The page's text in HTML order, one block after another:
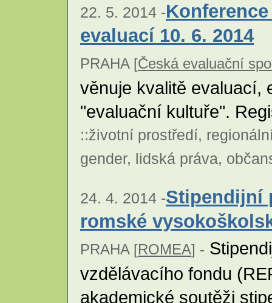
22. 5. 2014 -
evaluací 10. 6. 2014
PRAHA [Česká evaluační
věnuje kvalitě evaluací,
"evaluační kultuře".
::životní prostředí,
gender, lidská práva,
24. 4. 2014 -Stipendijní
romské
PRAHA [ROMEA] -
vzdělávacího fondu
akademické soutěži